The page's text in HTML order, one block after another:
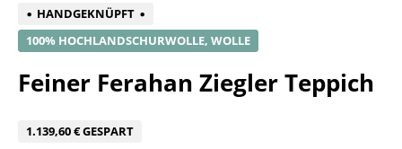
HANDGEKNÜPFT
100% HOCHLANDSCHURWOLLE, WOLLE
Feiner Ferahan Ziegler Teppich
1.139,60 € GESPART